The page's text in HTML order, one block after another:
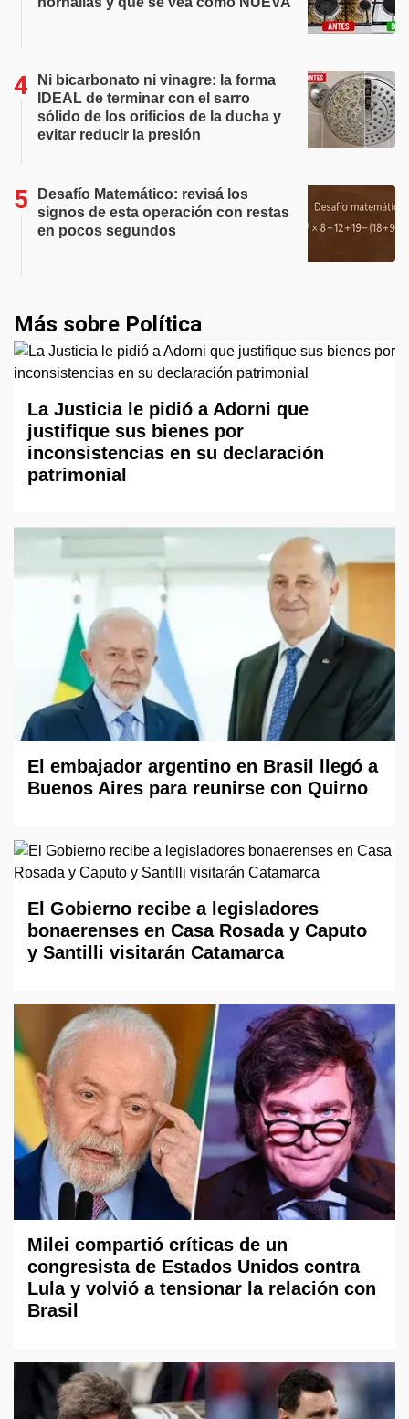
Ni bicarbonato ni vinagre: la forma
IDEAL de terminar con el sarro
sólido de los orificios de la ducha y
evitar reducir la presión
Desafío Matemático: revisá los
signos de esta operación con restas
en pocos segundos
Más sobre Política
La Justicia le pidió a Adorni que
justifique sus bienes por
inconsistencias en su declaración
patrimonial
El embajador argentino en Brasil llegó a
Buenos Aires para reunirse con Quirno
El Gobierno recibe a legisladores
bonaerenses en Casa Rosada y Caputo
y Santilli visitarán Catamarca
Milei compartió críticas de un
congresista de Estados Unidos contra
Lula y volvió a tensionar la relación con
Brasil